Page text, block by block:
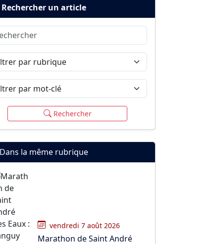
Rechercher un article
par rubrique
par mot-clé
Rechercher
Dans la même rubrique
vendredi 7 août 2026
Marathon de Saint André